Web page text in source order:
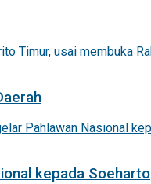
kepada Soeharto